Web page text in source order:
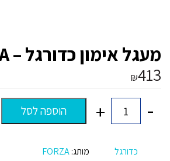
מעגל אימון כדורגל – TIKI-TAKA
₪413
כמות
-
+ הוספה לסל
כדורגל מותג:FORZA